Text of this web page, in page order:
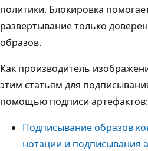
политики. Блокировка
развертывание только
образов.
Как производитель
этим статьям для
помощью подписи артефактов:
Подписывание образов
нотации и подписывания